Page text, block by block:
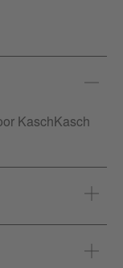
KaschKasch